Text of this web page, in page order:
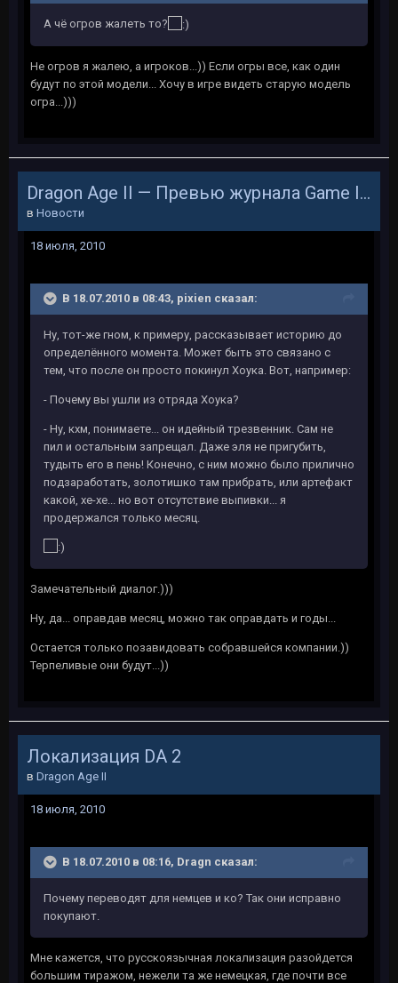
А чё огров жалеть то?
Не огров я жалею, а игроков...)) Если огры все, как один
будут по этой модели... Хочу в игре видеть старую модель
огра...)))
Dragon Age II — Превью журнала Game Informer на русском языке
в Новости
18 июля, 2010
В 18.07.2010 в 08:43, pixien сказал:
Ну, тот-же гном, к примеру, рассказывает историю до
определённого момента. Может быть это связано с
тем, что после он просто покинул Хоука. Вот, например:
- Почему вы ушли из отряда Хоука?
- Ну, кхм, понимаете... он идейный трезвенник. Сам не
пил и остальным запрещал. Даже эля не пригубить,
тудыть его в пень! Конечно, с ним можно было прилично
подзаработать, золотишко там прибрать, или артефакт
какой, хе-хе... но вот отсутствие выпивки... я
продержался только месяц.
Замечательный диалог.)))
Ну, да... оправдав месяц, можно так оправдать и годы...
Остается только позавидовать собравшейся компании.))
Терпеливые они будут...))
Локализация DA 2
в Dragon Age II
18 июля, 2010
В 18.07.2010 в 08:16, Dragn сказал:
Почему переводят для немцев и ко? Так они исправно
покупают.
Мне кажется, что русскоязычная локализация разойдется
большим тиражом, нежели та же немецкая, где почти все